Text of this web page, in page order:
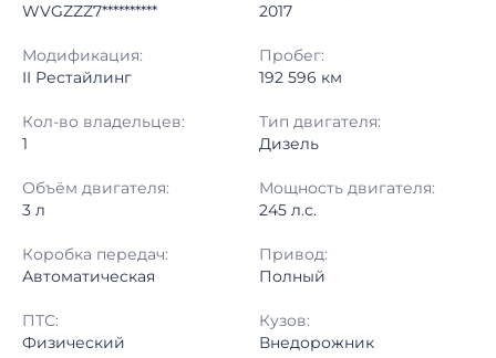
Шаг торгов: 50 000 ₽
Кол-во ставок:
WVGZZZ7**********
2017
Модификация:
II Рестайлинг
Пробег:
192 596 км
Кол-во владельцев:
1
Тип двигателя:
Дизель
Объём двигателя:
3 л
Мощность двигателя:
245 л.с.
Коробка передач:
Автоматическая
Привод:
Полный
ПТС:
Физический
Кузов:
Внедорожник